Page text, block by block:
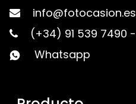
info@fotocasion.es
(+34) 91 539 7490 -
Whatsapp